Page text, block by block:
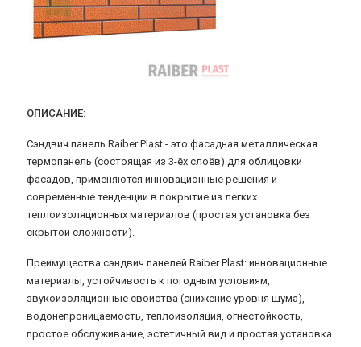
ОПИСАНИЕ:
Сэндвич панель Raiber Plast - это фасадная металлическая
термопанель (состоящая из 3-ёх слоёв) для облицовки
фасадов, применяются инновационные решения и
современные тенденции в покрытие из легких
теплоизоляционных материалов (простая установка без
скрытой сложности).
Преимущества сэндвич панелей Raiber Plast: инновационные
материалы, устойчивость к погодным условиям,
звукоизоляционные свойства (снижение уровня шума),
водонепроницаемость, теплоизоляция, огнестойкость,
простое обслуживание, эстетичный вид и простая установка.